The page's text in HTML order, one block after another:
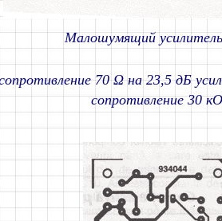
Малошумящий
70 Ω на 23,5 дБ
сопротивление 30